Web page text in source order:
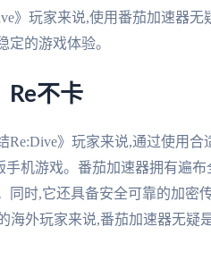
》玩家来说,使用番茄加速器
定的游戏体验。
Re不卡
Re:Dive》玩家来说,通过使用
机游戏。番茄加速器拥有遍
同时,它还具备安全可靠的加密
海外玩家来说,番茄加速器无疑